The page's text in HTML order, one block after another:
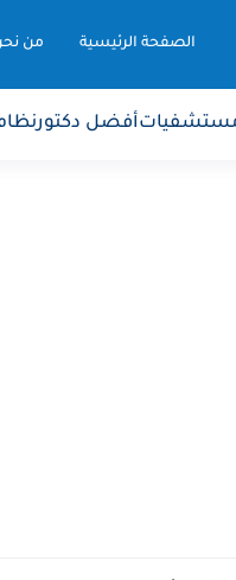
الصفحة الرئيسية من
أفضل دكتور